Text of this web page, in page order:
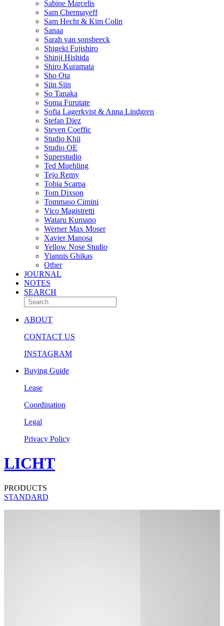
Sabine Marcelis
Sam Chermayeff
Sam Hecht & Kim Colin
Sanaa
Sarah van sonsbeeck
Shigeki Fujishiro
Shinji Hishida
Shiro Kuramata
Sho Ota
Siin Siin
So Tanaka
Soma Furutate
Sofia Lagerkvist & Anna Lindgren
Stefan Diez
Steven Coeffic
Studio Khii
Studio OE
Superstudio
Ted Muehling
Tejo Remy
Tobia Scarpa
Tom Dixson
Tommaso Cimini
Vico Magistretti
Wataru Kumano
Werner Max Moser
Xavier Manosa
Yellow Nose Studio
Yiannis Ghikas
Other
JOURNAL
NOTES
SEARCH
ABOUT
CONTACT US
INSTAGRAM
Buying Guide
Lease
Coordination
Legal
Privacy Policy
LICHT
PRODUCTS
STANDARD